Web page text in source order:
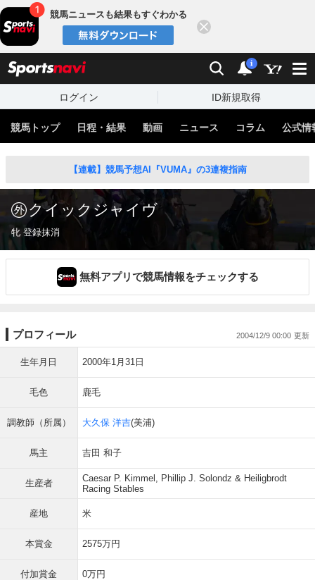
競馬ニュースも結果もすぐわかる
検索 通知
i
ログイン ID新規取得
競馬トップ 日程・結果 動画 ニュース コラム 公式情
【連載】競馬予想AI『VUMA』の3連複指南
クイックジャイヴ
牝 登録抹消
無料アプリで競馬情報をチェックする
プロフィール 2004/12/9 00:00
生年月日 2000年1月31日
毛色 鹿毛
調教師（所属） 大久保 洋吉(美浦)
馬主 吉田 和子
生産者
Caesar P. Kimmel, Phillip J. Solondz & Heiligbrodt
Racing Stables
産地 米
本賞金 2575万円
付加賞金 0万円